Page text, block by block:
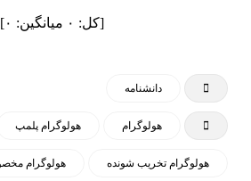
[کل: ۰ میانگین: ۰]
دانشنامه
هولوگرام هولوگرام پلمپ
هولوگرام تخریب شونده هولوگرام